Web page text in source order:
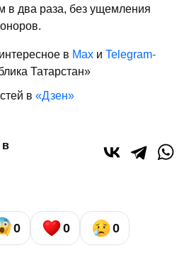
в два раза, без ущемления
в Max и Telegram-
Татарстан»
в «Дзен»
в
0 0 0